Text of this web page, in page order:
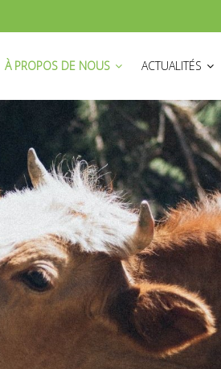
À PROPOS DE NOUS ACTUALITÉS